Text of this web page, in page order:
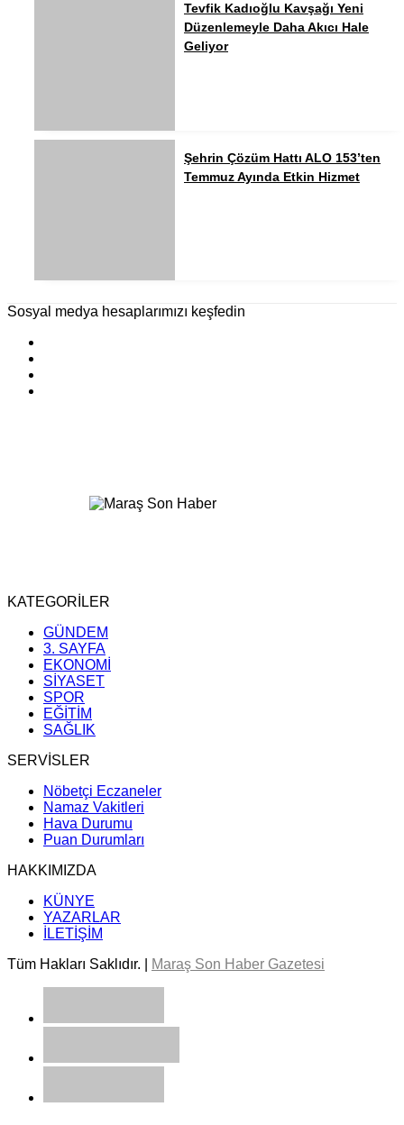
Tevfik Kadıoğlu Kavşağı Yeni
Düzenlemeyle Daha Akıcı Hale
Geliyor
Şehrin Çözüm Hattı ALO 153’ten
Temmuz Ayında Etkin Hizmet
Sosyal medya hesaplarımızı keşfedin
KATEGORİLER
GÜNDEM
3. SAYFA
EKONOMİ
SİYASET
SPOR
EĞİTİM
SAĞLIK
SERVİSLER
Nöbetçi Eczaneler
Namaz Vakitleri
Hava Durumu
Puan Durumları
HAKKIMIZDA
KÜNYE
YAZARLAR
İLETİŞİM
Tüm Hakları Saklıdır. |
Maraş Son Haber Gazetesi